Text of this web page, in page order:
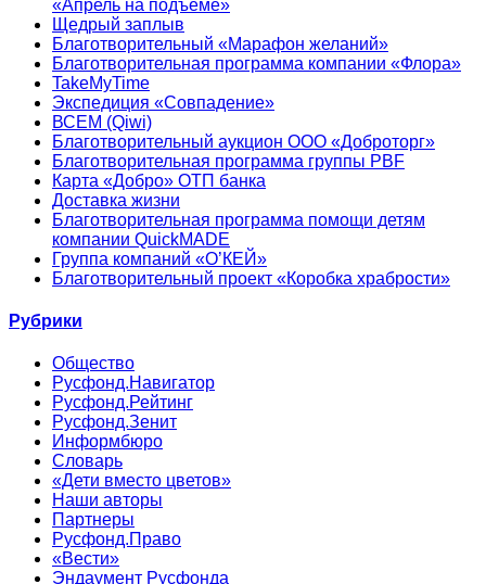
«Апрель на подъеме»
Щедрый заплыв
Благотворительный «Марафон желаний»
Благотворительная программа компании «Флора»
TakeMyTime
Экспедиция «Совпадение»
ВСЕМ (Qiwi)
Благотворительный аукцион ООО «Доброторг»
Благотворительная программа группы PBF
Карта «Добро» ОТП банка
Доставка жизни
Благотворительная программа помощи детям
компании QuickMADE
Группа компаний «О’КЕЙ»
Благотворительный проект «Коробка храбрости»
Рубрики
Общество
Русфонд.Навигатор
Русфонд.Рейтинг
Русфонд.Зенит
Информбюро
Словарь
«Дети вместо цветов»
Наши авторы
Партнеры
Русфонд.Право
«Вести»
Эндаумент Русфонда